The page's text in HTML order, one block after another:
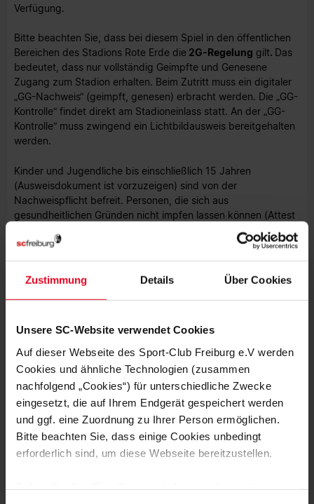
Zustimmung Details Über Cookies
Unsere SC-Website verwendet Cookies
Auf dieser Webseite des Sport-Club Freiburg e.V werden
Cookies und ähnliche Technologien (zusammen
nachfolgend „Cookies“) für unterschiedliche Zwecke
eingesetzt, die auf Ihrem Endgerät gespeichert werden
und ggf. eine Zuordnung zu Ihrer Person ermöglichen.
Bitte beachten Sie, dass einige Cookies unbedingt
erforderlich sind, um diese Webseite bereitzustellen.
Verfügung.
Bitte beachten Sie, dass bei diesem Spiel in den öffentlichen
Bereichen des Stadions Rote Erde die 2G-Regelung gilt. Das
bedeutet, dass nur vollständig Geimpfte und Genesene
Zugang zum Stadion erhalten. Beim Zutritt muss ein digitaler
„GG-Nachweis“ (geimpft, genesen) erbracht werden. Die „GG-
Kontrolle“ findet direkt am Stadioneinlass statt. An der „GG-
Kontrolle“ muss zwingend ein Lichtbildausweis bereitgehalten
werden.
Kinder und Jugendliche bis einschließlich 15 Jahren
(Ausweisdokument ist vorzuzeigen) sind von der
Nachweispflicht befreit. Personen, die sich aus
gesundheitlichen Gründen nicht impfen lassen können (Attest
notwendig, nicht älter als sechs Wochen), werden getestet
zugelassen. Für die genannten Ausnahmen darf das
Testergebnis eines Antigen-Schnelltests nicht älter als 24
Stunden sein, eines PCR-Tests nicht älter als 48 Stunden.
Weitere Infos entnehmen Sie der Meldung auf der
BVB.
MEHR NEWS
MIT VORFREUDE ZUM AUFTAKT IN
AALEN
SC II 05.08.2026